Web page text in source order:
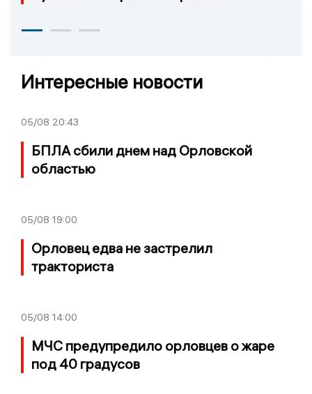
Интересные новости
05/08 20:43
БПЛА сбили днем над Орловской
областью
05/08 19:00
Орловец едва не застрелил
тракториста
05/08 14:00
МЧС предупредило орловцев о жаре
под 40 градусов